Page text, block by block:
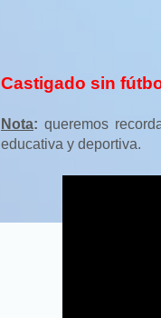
Castigado sin
Nota:queremos
educativa y deportiva.